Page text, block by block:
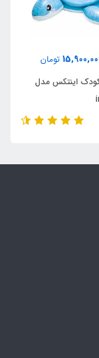
تومان
اینتکس مدل